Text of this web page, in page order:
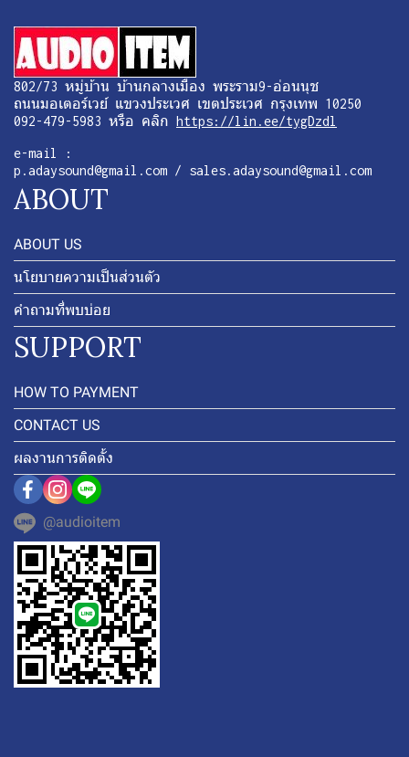
802/73 หมู่บ้าน บ้านกลางเมือง พระราม9-อ่อนนุช
ถนนมอเตอร์เวย์ แขวงประเวศ เขตประเวศ กรุงเทพ 10250
092-479-5983 หรือ คลิก https://lin.ee/tygDzdl
e-mail :
p.adaysound@gmail.com / sales.adaysound@gmail.com
ABOUT
ABOUT US
นโยบายความเป็นส่วนตัว
คำถามที่พบบ่อย
SUPPORT
HOW TO PAYMENT
CONTACT US
ผลงานการติดตั้ง
@audioitem